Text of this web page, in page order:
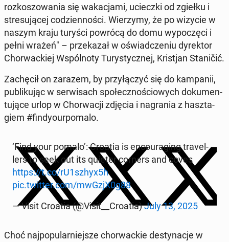
roz­ko­szo­wa­nia się wa­ka­cja­mi, uciecz­ki od zgiełku i
stre­su­ją­cej co­dzien­no­ści. Wie­rzy­my, że po wizycie w
naszym kraju turyści powrócą do domu wy­po­czę­ci i
pełni wrażeń" – prze­ka­zał w oświad­cze­niu dy­rek­tor
Chor­wac­kiej Wspól­no­ty Tu­ry­stycz­nej, Kri­stjan Sta­ni­čić.
Za­chę­cił on zarazem, by przy­łą­czyć się do kam­pa­nii,
pu­bli­ku­jąc w ser­wi­sach spo­łecz­no­ścio­wych do­ku­men­
tu­ją­ce urlop w Chor­wa­cji zdjęcia i na­gra­nia z hasz­ta­
giem #fin­dy­our­po­ma­lo.
‘Find your pomalo’: Croatia is en­co­ura­ging tra­vel­
lers to seek out its quieter corners and coves
https://t.co/rU1szhyx5h
pic.twitter.com/mwGzjX0g88
— Visit Croatia (@Visit__Croatia)July 13, 2025
Choć naj­po­pu­lar­niej­sze chor­wac­kie de­sty­na­cje w